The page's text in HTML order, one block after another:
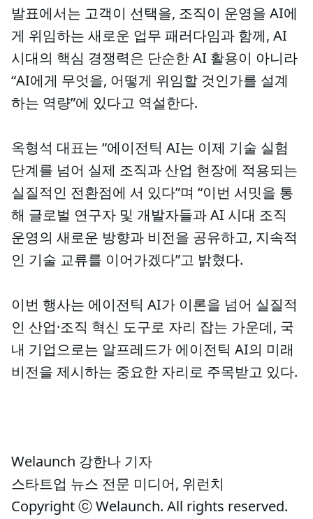
발표에서는 고객이 선택을, 조직이 운영을 AI에
게 위임하는 새로운 업무 패러다임과 함께, AI
시대의 핵심 경쟁력은 단순한 AI 활용이 아니라
“AI에게 무엇을, 어떻게 위임할 것인가를 설계
하는 역량”에 있다고 역설한다.
옥형석 대표는 “에이전틱 AI는 이제 기술 실험
단계를 넘어 실제 조직과 산업 현장에 적용되는
실질적인 전환점에 서 있다”며 “이번 서밋을 통
해 글로벌 연구자 및 개발자들과 AI 시대 조직
운영의 새로운 방향과 비전을 공유하고, 지속적
인 기술 교류를 이어가겠다”고 밝혔다.
이번 행사는 에이전틱 AI가 이론을 넘어 실질적
인 산업·조직 혁신 도구로 자리 잡는 가운데, 국
내 기업으로는 알프레드가 에이전틱 AI의 미래
비전을 제시하는 중요한 자리로 주목받고 있다.
Welaunch 강한나 기자
스타트업 뉴스 전문 미디어, 위런치
Copyright ⓒ Welaunch. All rights reserved.